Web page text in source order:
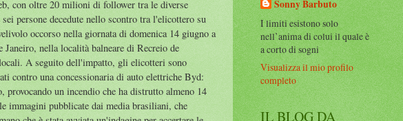
con oltre 20 milioni di follower tra le diverse
persone decedute nello scontro tra l'elicottero su
occorso nella giornata di domenica 14 giugno a
Janeiro, nella località balneare di Recreio de
A seguito dell'impatto, gli elicotteri sono
contro una concessionaria di auto elettriche Byd:
provocando un incendio che ha distrutto almeno 14
immagini pubblicate dai media brasiliani, che
Sonny Barbuto
I limiti esistono solo
nell’anima di colui il quale è
a corto di sogni
Visualizza il mio profilo
completo
IL BLOG DA